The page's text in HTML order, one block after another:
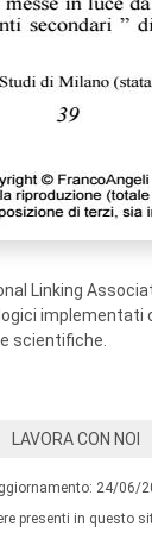
Linking
implementati
scientifiche.
LAVORA CON NOI
24/06/
presenti in questo